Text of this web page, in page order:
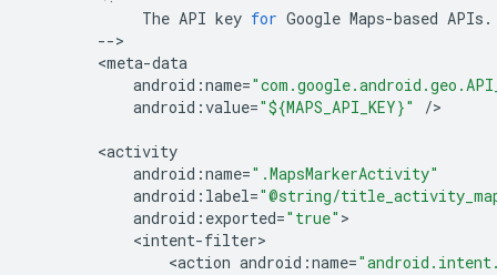
The API key for Google Maps-based APIs .
--
<meta-data
android :name=
android :value="${MAPS_API_KEY}" />
<activity
android :name=".MapsMarkerActivity"
android : label="@string/
android : exported="true"
<intent-filter
<action android :name=